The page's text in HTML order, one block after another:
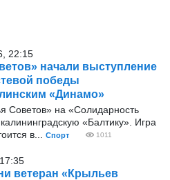
22:15
начали выступление
победы
«Динамо»
Советов» на «Солидарность
«Балтику». Игра
в...
Спорт 1011
ветеран «Крыльев